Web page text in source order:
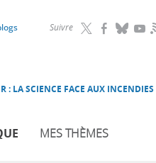
Suivre
: LA SCIENCE FACE AUX INCENDIES
MES THÈMES